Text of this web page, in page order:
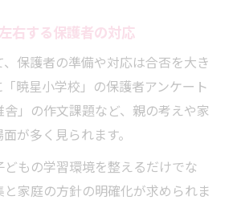
右する保護者の対応
保護者の準備や対応は合否を大き
暁星小学校」の保護者アンケート
」の作文課題など、親の考えや家
が多く見られます。
もの学習環境を整えるだけでな
と家庭の方針の明確化が求められま